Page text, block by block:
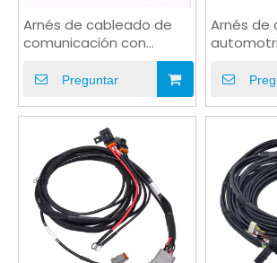
Arnés de cableado de
comunicación con
conector impermeable
DT M12Preguntar
Arnés de
del PVC
tubo